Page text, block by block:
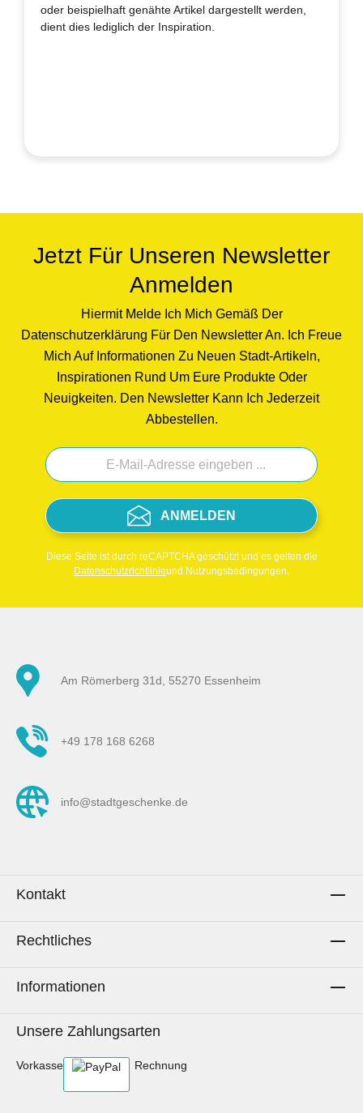
oder beispielhaft genähte Artikel dargestellt werden,
dient dies lediglich der Inspiration.
Jetzt Für Unseren Newsletter
Anmelden
Hiermit Melde Ich Mich Gemäß Der
Datenschutzerklärung Für Den Newsletter An. Ich Freue
Mich Auf Informationen Zu Neuen Stadt-Artikeln,
Inspirationen Rund Um Eure Produkte Oder
Neuigkeiten. Den Newsletter Kann Ich Jederzeit
Abbestellen.
ANMELDEN
Diese Seite ist durch reCAPTCHA geschützt und es gelten die
Datenschutzrichtlinieund Nutzungsbedingungen.
Am Römerberg 31d, 55270 Essenheim
+49 178 168 6268
info@stadtgeschenke.de
Kontakt
Rechtliches
Informationen
Unsere Zahlungsarten
Vorkasse Rechnung